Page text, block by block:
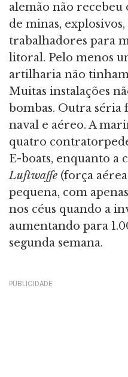
alemão não
de minas,
trabalhadores para
litoral. Pelo menos
artilharia não
Muitas instalações
bombas. Outra séria
naval e aéreo. A
quatro
E-boats, enquanto a
Luftwaffe (força
pequena, com
nos céus quando a
aumentando para
segunda semana.
PUBLICIDADE